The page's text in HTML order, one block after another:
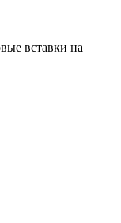
вставки на